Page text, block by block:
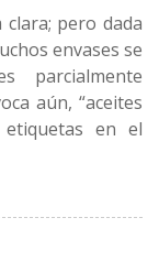
pero dada
envases se
parcialmente
aún, “aceites
en el